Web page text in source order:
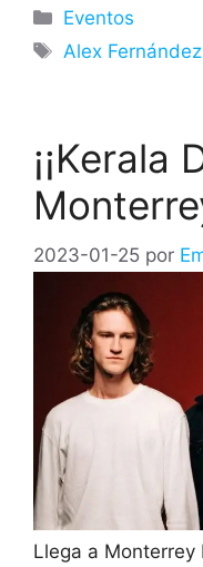
Categorías
Eventos
Etiquetas
Alex Fernández
¡¡Kerala
2023-01-25 por
Llega a Monterrey